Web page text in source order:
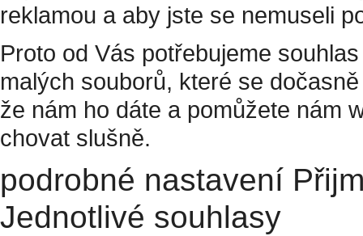
reklamou a aby jste se nemuseli
Proto od Vás potřebujeme
malých souborů, které se
že nám ho dáte a pomůžete nám
chovat slušně.
podrobné nastavení
Jednotlivé souhlasy